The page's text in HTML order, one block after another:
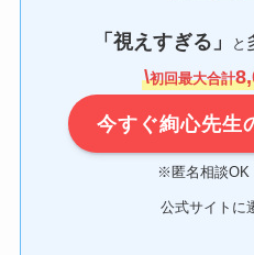
「視えすぎる」 と
\初回最大合計
今すぐ絢心先生
※匿名相談OK
公式サイトに